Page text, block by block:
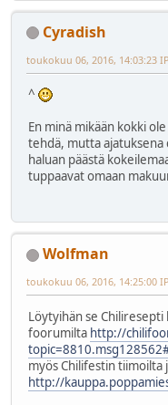
Cyradish
toukokuu 06, 2016, 14:03:23 IP
^
En minä mikään kokki
tehdä, mutta ajatuksena
haluan päästä
tuppaavat omaan
Wolfman
toukokuu 06, 2016, 14:25:00 IP
Löytyihän se
foorumilta http://
myös Chilifestin tiimoilta
http://